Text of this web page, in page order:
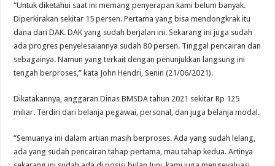
“Untuk diketahui saat ini memang penyerapan kami belum banyak.
Diperkirakan sekitar 15 persen. Pertama yang bisa mendongkrak itu
dana dari DAK. DAK yang sudah berjalan ini. Sekarang ini juga sudah
ada progres penyelesaiannya sudah 80 persen. Tinggal pencairan dan
sebagainya. Namun yang terkait dengan penunjukkan langsung ini
tengah berproses,” kata John Hendri, Senin (21/06/2021).
Dikatakannya, anggaran Dinas BMSDA tahun 2021 sekitar Rp 125
miliar. Terdiri dari belanja pegawai, personal, dan juga belanja modal.
“Semuanya ini dalam artian masih berproses. Ada yang sudah lelang,
ada yang sudah pencairan tahap pertama, mau tahap kedua. Artinya